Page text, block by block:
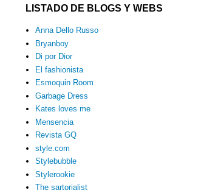
LISTADO DE BLOGS Y WEBS
Anna Dello Russo
Bryanboy
Di por Dior
El fashionista
Esmoquin Room
Garbage Dress
Kates loves me
Mensencia
Revista GQ
style.com
Stylebubble
Stylerookie
The sartorialist